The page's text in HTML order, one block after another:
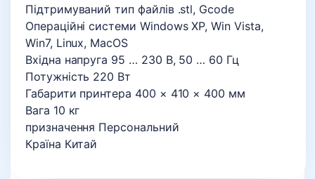
Підтримуваний тип файлів .stl, Gcode
Операційні системи Windows XP, Win Vista,
Win7, Linux, MacOS
Вхідна напруга 95 … 230 В, 50 … 60 Гц
Потужність 220 Вт
Габарити принтера 400 × 410 × 400 мм
Вага 10 кг
призначення Персональний
Країна Китай